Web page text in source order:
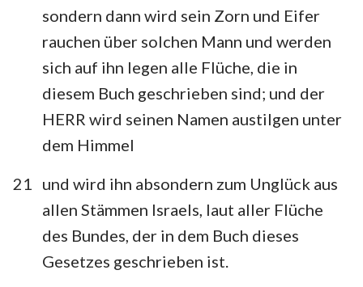
sondern dann wird sein Zorn und Eifer
rauchen über solchen Mann und werden
sich auf ihn legen alle Flüche, die in
diesem Buch geschrieben sind; und der
HERR wird seinen Namen austilgen unter
dem Himmel
21
und wird ihn absondern zum Unglück aus
allen Stämmen Israels, laut aller Flüche
des Bundes, der in dem Buch dieses
Gesetzes geschrieben ist.